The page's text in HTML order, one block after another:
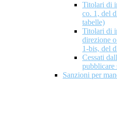
Titolari di
co. 1, del
tabelle)
Titolari di
direzione
1-bis, del
Cessati
pubblicare
Sanzioni per